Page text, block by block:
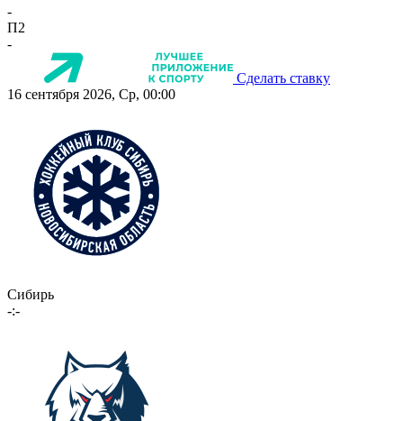
-
П2
-
Сделать ставку
16 сентября 2026, Ср, 00:00
Сибирь
-:-